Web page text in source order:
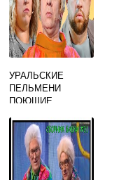
УРАЛЬСКИЕ
ПЕЛЬМЕНИ
ПОЮЩИЕ